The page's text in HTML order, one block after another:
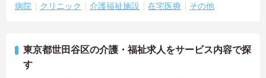
病院 クリニック 介護福祉施設 在宅医療 その他
東京都世田谷区の介護・福祉求人をサービス内容で探
す